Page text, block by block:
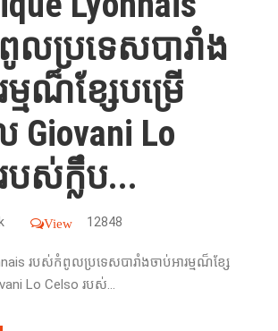
ប្រទេសបារាំង
ម្មណ៏ខ្សែបម្រើ
Giovani Lo
បស់ក្លឹប...
View 12848
របស់កំពូលប្រទេសបារាំងចាប់អារម្មណ៏ខ្សែ
Lo Celso របស់...